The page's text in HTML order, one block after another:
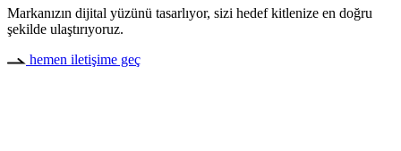
Markanızın dijital yüzünü tasarlıyor, sizi hedef kitlenize en doğru
şekilde ulaştırıyoruz.
hemen iletişime geç